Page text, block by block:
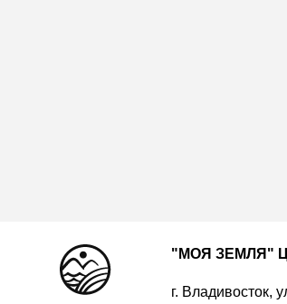
"МОЯ ЗЕМЛЯ"
г. Владивосток,